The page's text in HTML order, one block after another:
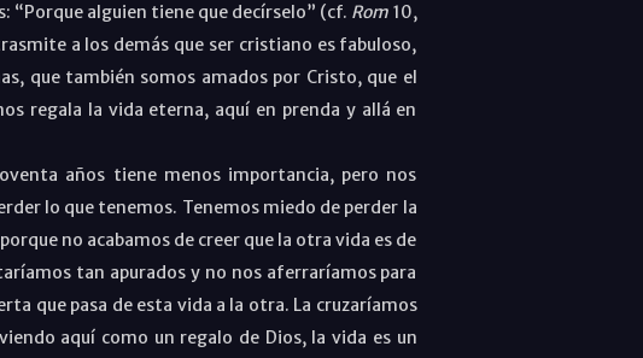
“Porque alguien tiene que decírselo” (cf. Rom 10,
a los demás que ser cristiano es fabuloso,
que también somos amados por Cristo, que el
regala la vida eterna, aquí en prenda y allá en
años tiene menos importancia, pero nos
lo que tenemos. Tenemos miedo de perder la
no acabamos de creer que la otra vida es de
tan apurados y no nos aferraríamos para
que pasa de esta vida a la otra. La cruzaríamos
aquí como un regalo de Dios, la vida es un